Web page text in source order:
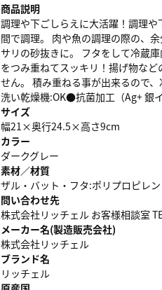
商品説明
調理や下ごしらえに大活躍！調理
間で調理。 肉や魚の調理の際の、
サリの砂抜きに。 フタをして冷蔵
をつみ重ねてスッキリ！揚げ物な
せん。 積み重ねる事が出来るの
洗い乾燥機:OK●抗菌加工（Ag+ 銀
サイズ
幅21×奥行24.5×高さ9cm
カラー
ダークグレー
素材／材質
ザル・バット・フタ:ポリプロピレン
問い合わせ先
株式会社リッチェル お客様相談室
メーカー名(製造販売会社)
株式会社リッチェル
ブランド名
リッチェル